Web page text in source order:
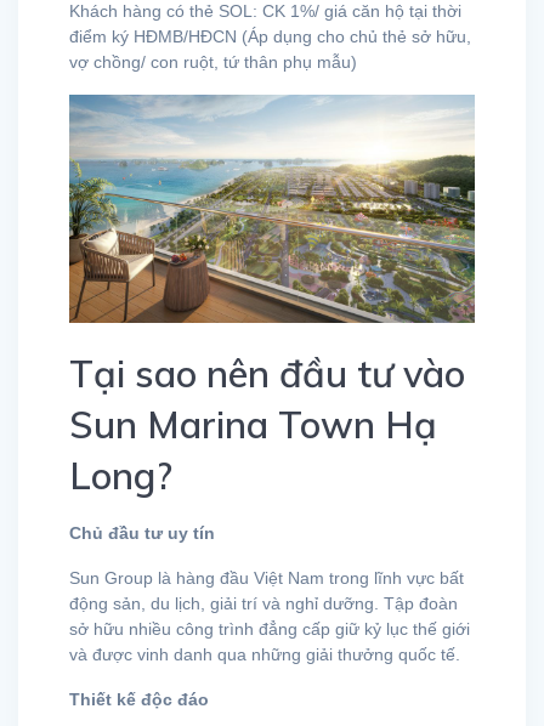
Khách hàng có thẻ SOL: CK 1%/ giá căn hộ tại thời
điểm ký HĐMB/HĐCN (Áp dụng cho chủ thẻ sở hữu,
vợ chồng/ con ruột, tứ thân phụ mẫu)
Tại sao nên đầu tư vào
Sun Marina Town Hạ
Long?
Chủ đầu tư uy tín
Sun Group là hàng đầu Việt Nam trong lĩnh vực bất
động sản, du lịch, giải trí và nghỉ dưỡng. Tập đoàn
sở hữu nhiều công trình đẳng cấp giữ kỷ lục thế giới
và được vinh danh qua những giải thưởng quốc tế.
Thiết kế độc đáo